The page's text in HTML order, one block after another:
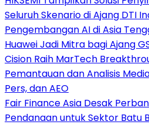
Seluruh Skenario di Ajang DTI
Pengembangan AI di Asia
Huawei Jadi Mitra bagi Ajang
Cision Raih MarTech
Pemantauan dan Analisis
Pers, dan AEO
Fair Finance Asia Desak
Pendanaan untuk Sektor Batu